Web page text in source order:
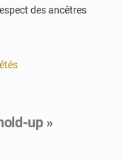
des ancêtres
up »